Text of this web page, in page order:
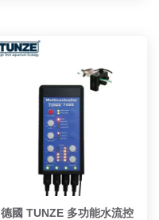
德國 TUNZE 多功能水流控